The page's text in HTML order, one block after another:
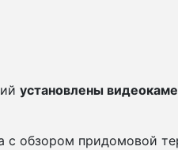
установлены
с обзором придомовой